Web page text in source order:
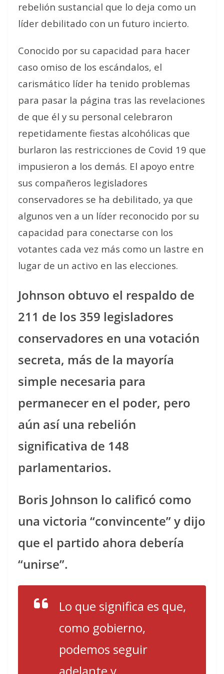
rebelión sustancial que lo deja como un
líder debilitado con un futuro incierto.
Conocido por su capacidad para hacer
caso omiso de los escándalos, el
carismático líder ha tenido problemas
para pasar la página tras las revelaciones
de que él y su personal celebraron
repetidamente fiestas alcohólicas que
burlaron las restricciones de Covid 19 que
impusieron a los demás. El apoyo entre
sus compañeros legisladores
conservadores se ha debilitado, ya que
algunos ven a un líder reconocido por su
capacidad para conectarse con los
votantes cada vez más como un lastre en
lugar de un activo en las elecciones.
Johnson obtuvo el respaldo de
211 de los 359 legisladores
conservadores en una votación
secreta, más de la mayoría
simple necesaria para
permanecer en el poder, pero
aún así una rebelión
significativa de 148
parlamentarios.
Boris Johnson lo calificó como
una victoria “convincente” y dijo
que el partido ahora debería
“unirse”.
Lo que significa es que,
como gobierno,
podemos seguir